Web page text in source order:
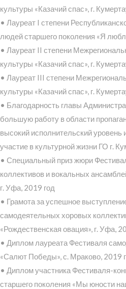
культуры «Казачий спас», г.
• Лауреат I степени
людей старшего поколения «Я
• Лауреат II степени
культуры «Казачий спас», г.
• Лауреат III степени
культуры «Казачий спас», г.
• Благодарность главы
большую работу в области
высокий исполнительский уровень
участие в культурной жизни ГО г.
• Специальный приз жюри
коллективов и вокальных
г. Уфа, 2019 год
• Грамота за успешное
самодеятельных хоровых
«Рождественская овация», г. Уфа,
• Диплом лауреата Фестиваля
«Салют Победы», с. Мраково, 2019
• Диплом участника Фестиваля-
старшего поколения «Мы юности